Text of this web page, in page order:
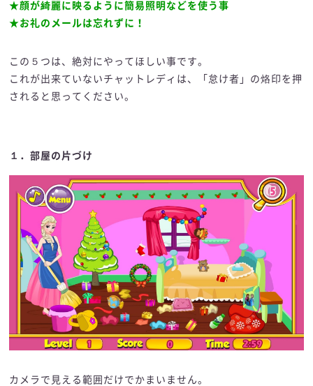
★顔が綺麗に映るように簡易照明などを使う事
★お礼のメールは忘れずに！
この５つは、絶対にやってほしい事です。
これが出来ていないチャットレディは、「怠け者」の烙印を押
されると思ってください。
１．部屋の片づけ
カメラで見える範囲だけでかまいません。